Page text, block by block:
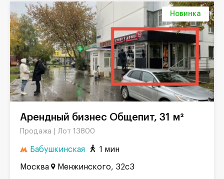
Новинка
Арендный бизнес Общепит, 31 м²
Продажа | Лот 13800
Бабушкинская 1 мин
Москва Менжинского, 32с3